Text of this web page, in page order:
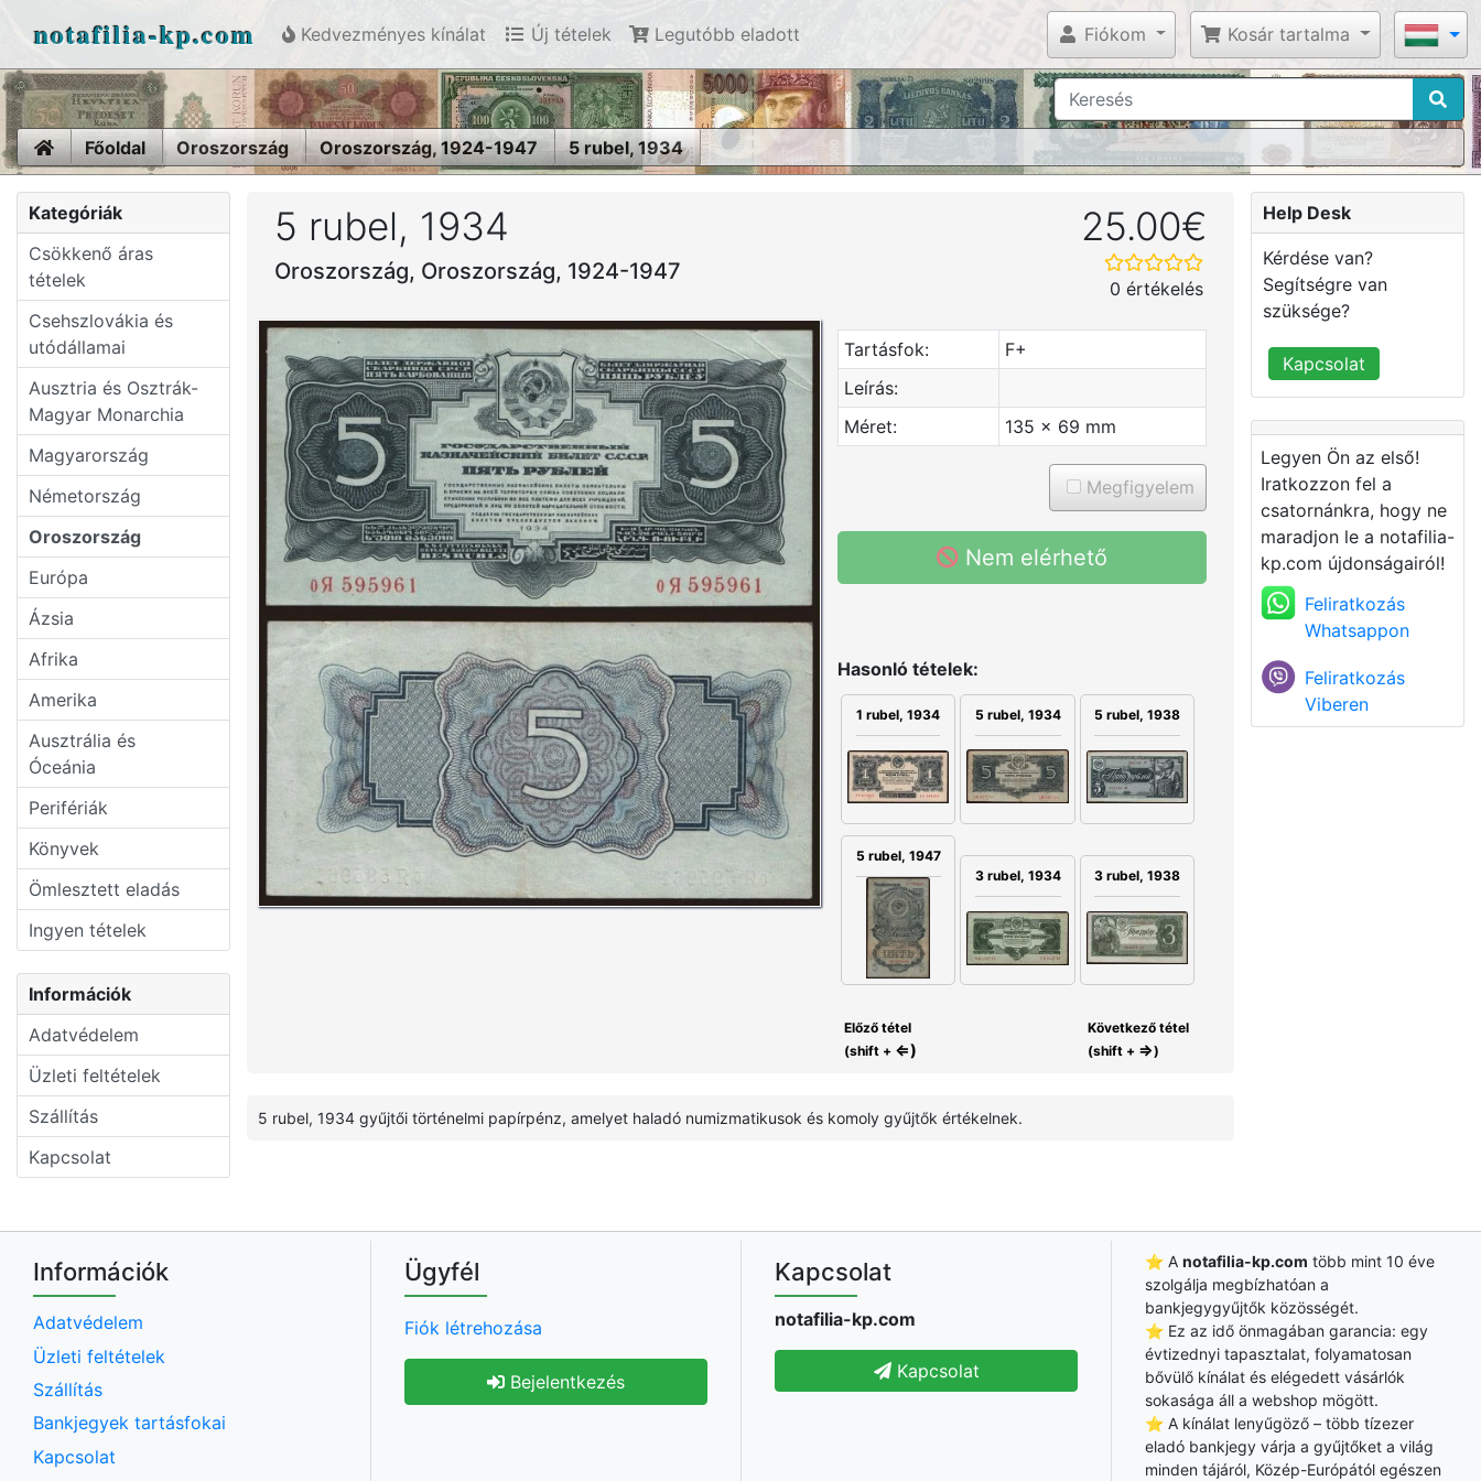
notafilia-kp.com Kedvezményes kínálat Új tételek Legutóbb eladott Fiókom Kosár tartalma
HomeFőoldal Oroszország Oroszország, 1924-1947 5 rubel, 1934
Kategóriák
Csökkenő áras
tételek
Csehszlovákia és
utódállamai
Ausztria és Osztrák-
Magyar Monarchia
Magyarország
Németország
Oroszország
Európa
Ázsia
Afrika
Amerika
Ausztrália és
Óceánia
Perifériák
Könyvek
Ömlesztett eladás
Ingyen tételek
Információk
Adatvédelem
Üzleti feltételek
Szállítás
Kapcsolat
5 rubel, 1934
Oroszország, Oroszország, 1924-1947
25.00€
0 értékelés
Tartásfok:
F+
Leírás:
Méret:
135 x 69 mm
Megfigyelem
Nem elérhető
Hasonló tételek:
1 rubel, 1934 5 rubel, 1934 5 rubel, 1938
5 rubel, 1947
3 rubel, 1934
3 rubel, 1938
Előző tétel
(shift + ⇐)
Következő tétel
(shift + ⇒)
5 rubel, 1934 gyűjtői történelmi papírpénz, amelyet haladó numizmatikusok és komoly gyűjtők értékelnek.
Help Desk
Kérdése van?
Segítségre van
szüksége?
Kapcsolat
Legyen Ön az első!
Iratkozzon fel a
csatornánkra, hogy ne
maradjon le a notafilia-
kp.com újdonságairól!
Feliratkozás
Whatsappon
Feliratkozás
Viberen
Információk
Adatvédelem
Üzleti feltételek
Szállítás
Bankjegyek tartásfokai
Kapcsolat
Ügyfél
Fiók létrehozása
Bejelentkezés
Kapcsolat
notafilia-kp.com
Kapcsolat
⭐ A notafilia-kp.com több mint 10 éve
szolgálja megbízhatóan a
bankjegygyűjtők közösségét.
⭐ Ez az idő önmagában garancia: egy
évtizednyi tapasztalat, folyamatosan
bővülő kínálat és elégedett vásárlók
sokasága áll a webshop mögött.
⭐ A kínálat lenyűgöző – több tízezer
eladó bankjegy várja a gyűjtőket a világ
minden tájáról, Közép-Európától egészen